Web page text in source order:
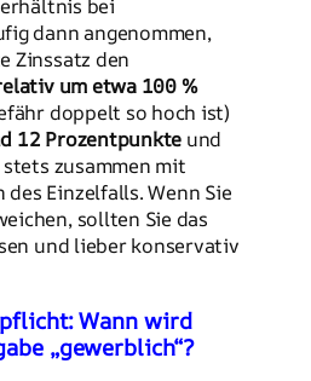
bei
dann angenommen,
Zinssatz den
um etwa 100 %
doppelt so hoch ist)
12 Prozentpunkte und
zusammen mit
Einzelfalls. Wenn Sie
sollten Sie das
und lieber konservativ
Wann wird
„gewerblich“?